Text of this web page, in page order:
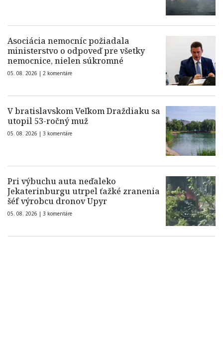
Asociácia nemocníc požiadala
ministerstvo o odpoveď pre všetky
nemocnice, nielen súkromné
05. 08. 2026 | 2 komentáre
V bratislavskom Veľkom Draždiaku sa
utopil 53-ročný muž
05. 08. 2026 | 3 komentáre
Pri výbuchu auta neďaleko
Jekaterinburgu utrpel ťažké zranenia
šéf výrobcu dronov Upyr
05. 08. 2026 | 3 komentáre